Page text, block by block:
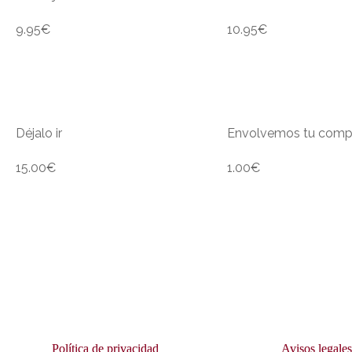
9.95€ 10.95€
Déjalo ir
15.00€
Envolvemos tu
1.00€
Política de privacidad Avisos legales